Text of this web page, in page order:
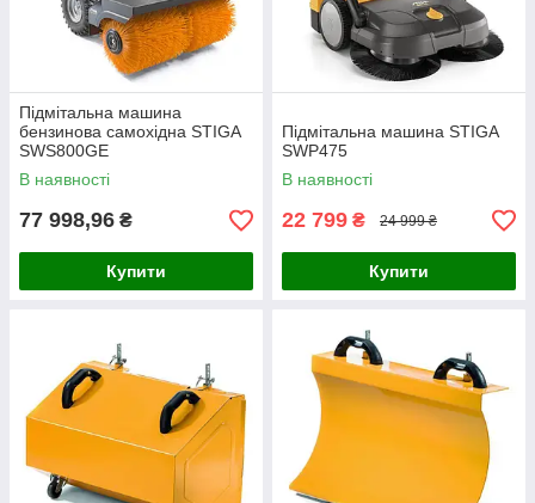
Підмітальна машина
бензинова самохідна STIGA
SWS800GE
В наявності
77 998,96 ₴
Купити
Підмітальна машина STIGA
SWP475
В наявності
22 799 ₴ 24 999 ₴
Купити